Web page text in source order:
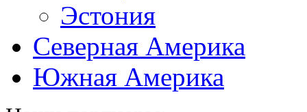
Эстония
Северная Америка
Южная Америка